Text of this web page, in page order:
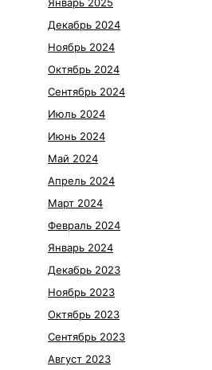
Декабрь 2024
Ноябрь 2024
Октябрь 2024
Сентябрь 2024
Июль 2024
Июнь 2024
Май 2024
Апрель 2024
Март 2024
Февраль 2024
Январь 2024
Декабрь 2023
Ноябрь 2023
Октябрь 2023
Сентябрь 2023
Август 2023